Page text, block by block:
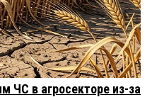
ЧС в агросекторе из-за